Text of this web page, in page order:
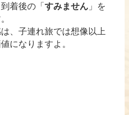
着後の「すみません 」を
、子連れ旅では想像以上
になりますよ。